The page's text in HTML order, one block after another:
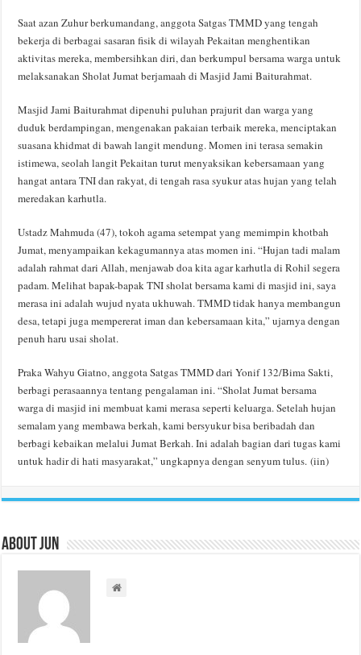
Saat azan Zuhur berkumandang, anggota Satgas TMMD yang tengah
bekerja di berbagai sasaran fisik di wilayah Pekaitan menghentikan
aktivitas mereka, membersihkan diri, dan berkumpul bersama warga untuk
melaksanakan Sholat Jumat berjamaah di Masjid Jami Baiturahmat.
Masjid Jami Baiturahmat dipenuhi puluhan prajurit dan warga yang
duduk berdampingan, mengenakan pakaian terbaik mereka, menciptakan
suasana khidmat di bawah langit mendung. Momen ini terasa semakin
istimewa, seolah langit Pekaitan turut menyaksikan kebersamaan yang
hangat antara TNI dan rakyat, di tengah rasa syukur atas hujan yang telah
meredakan karhutla.
Ustadz Mahmuda (47), tokoh agama setempat yang memimpin khotbah
Jumat, menyampaikan kekagumannya atas momen ini. “Hujan tadi malam
adalah rahmat dari Allah, menjawab doa kita agar karhutla di Rohil segera
padam. Melihat bapak-bapak TNI sholat bersama kami di masjid ini, saya
merasa ini adalah wujud nyata ukhuwah. TMMD tidak hanya membangun
desa, tetapi juga mempererat iman dan kebersamaan kita,” ujarnya dengan
penuh haru usai sholat.
Praka Wahyu Giatno, anggota Satgas TMMD dari Yonif 132/Bima Sakti,
berbagi perasaannya tentang pengalaman ini. “Sholat Jumat bersama
warga di masjid ini membuat kami merasa seperti keluarga. Setelah hujan
semalam yang membawa berkah, kami bersyukur bisa beribadah dan
berbagi kebaikan melalui Jumat Berkah. Ini adalah bagian dari tugas kami
untuk hadir di hati masyarakat,” ungkapnya dengan senyum tulus. (iin)
About Jun